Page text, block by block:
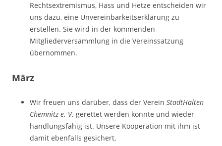
Rechtsextremismus, Hass und Hetze entscheiden wir
uns dazu, eine Unvereinbarkeitserklärung zu
erstellen. Sie wird in der kommenden
Mitgliederversammlung in die Vereinssatzung
übernommen.
März
Wir freuen uns darüber, dass der Verein StadtHalten
Chemnitz e. V. gerettet werden konnte und wieder
handlungsfähig ist. Unsere Kooperation mit ihm ist
damit ebenfalls gesichert.